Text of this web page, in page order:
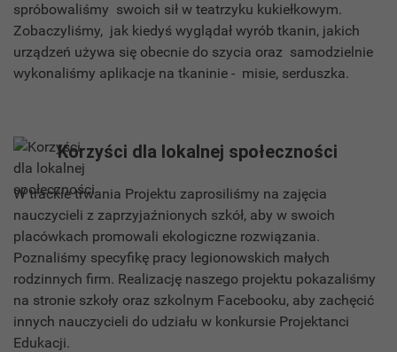
spróbowaliśmy swoich sił w teatrzyku kukiełkowym.
Zobaczyliśmy, jak kiedyś wyglądał wyrób tkanin, jakich
urządzeń używa się obecnie do szycia oraz samodzielnie
wykonaliśmy aplikacje na tkaninie - misie, serduszka.
Korzyści dla lokalnej społeczności
W trackie trwania Projektu zaprosiliśmy na zajęcia
nauczycieli z zaprzyjaźnionych szkół, aby w swoich
placówkach promowali ekologiczne rozwiązania.
Poznaliśmy specyfikę pracy legionowskich małych
rodzinnych firm. Realizację naszego projektu pokazaliśmy
na stronie szkoły oraz szkolnym Facebooku, aby zachęcić
innych nauczycieli do udziału w konkursie Projektanci
Edukacji.